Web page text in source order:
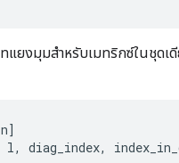
แยงมุมสำหรับเมทริกซ์ในชุดเ
n]
l, diag_index,